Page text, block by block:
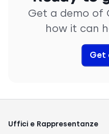
Get a demo of
how it can
Get
Uffici e Rappresentanze